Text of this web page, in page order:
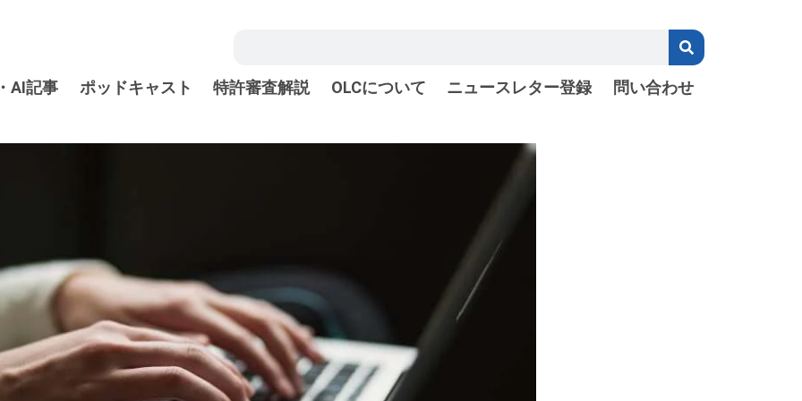
AI記事 ポッドキャスト 特許審査解説 OLCについて ニュースレター登録 問い合わせ